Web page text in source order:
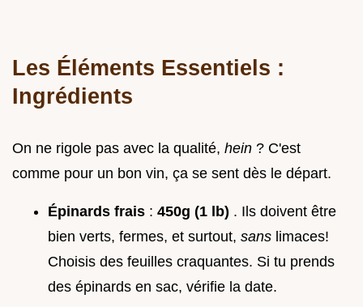
Les Éléments Essentiels :
Ingrédients
On ne rigole pas avec la qualité, hein ? C'est
comme pour un bon vin, ça se sent dès le départ.
Épinards frais : 450g (1 lb) . Ils doivent être
bien verts, fermes, et surtout, sans limaces!
Choisis des feuilles craquantes. Si tu prends
des épinards en sac, vérifie la date.